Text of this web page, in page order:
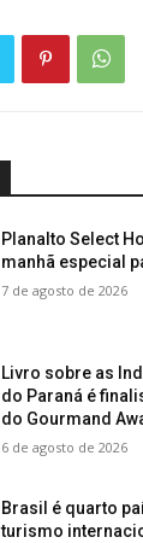
Planalto Select
manhã especial
7 de agosto de 2026
Livro sobre as
do Paraná é
do Gourmand
6 de agosto de 2026
Brasil é quarto
turismo